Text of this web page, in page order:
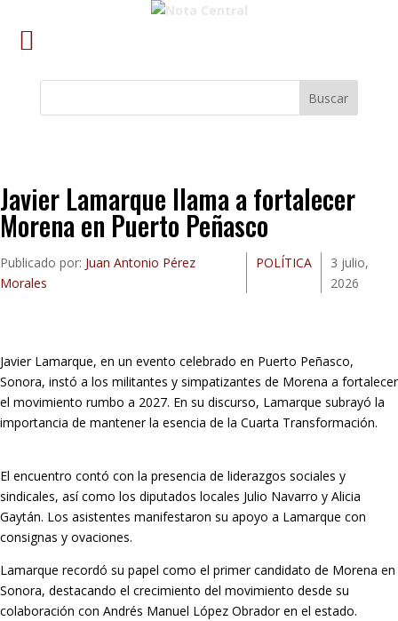
Buscar
Javier Lamarque llama a fortalecer
Morena en Puerto Peñasco
Publicado por: Juan Antonio Pérez
Morales
POLÍTICA
3 julio,
2026
Javier Lamarque, en un evento celebrado en Puerto Peñasco,
Sonora, instó a los militantes y simpatizantes de Morena a fortalecer
el movimiento rumbo a 2027. En su discurso, Lamarque subrayó la
importancia de mantener la esencia de la Cuarta Transformación.
El encuentro contó con la presencia de liderazgos sociales y
sindicales, así como los diputados locales Julio Navarro y Alicia
Gaytán. Los asistentes manifestaron su apoyo a Lamarque con
consignas y ovaciones.
Lamarque recordó su papel como el primer candidato de Morena en
Sonora, destacando el crecimiento del movimiento desde su
colaboración con Andrés Manuel López Obrador en el estado.